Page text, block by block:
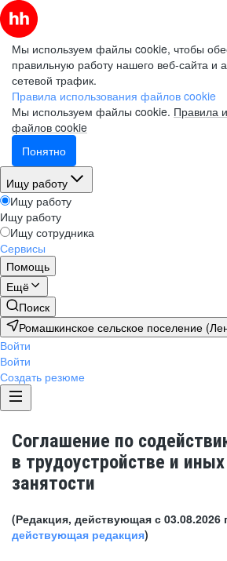
Мы используем файлы cookie, чтобы
правильную работу нашего веб-сайта и
сетевой трафик.
Правила использования файлов cookie
Мы используем файлы cookie. Правила
файлов cookie
Понятно
Ищу работу
Ищу работу
Ищу работу
Ищу сотрудника
Сервисы
Помощь
Ещё
Поиск
Ромашкинское сельское поселение
Войти
Войти
Создать резюме
Соглашение по
в трудоустройстве и
занятости
(Редакция, действующая с 03.08.2026
действующая редакция)